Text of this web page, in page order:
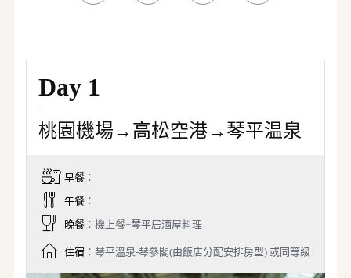
Day 1
桃園機場→高松空港→琴平温泉
早餐：
午餐：
晚餐：機上餐+琴平居酒屋料理
住宿：琴平溫泉-琴參閣(由飯店分配安排房型) 或同等級